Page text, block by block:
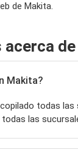
de Makita.
Makita?
todas las
las